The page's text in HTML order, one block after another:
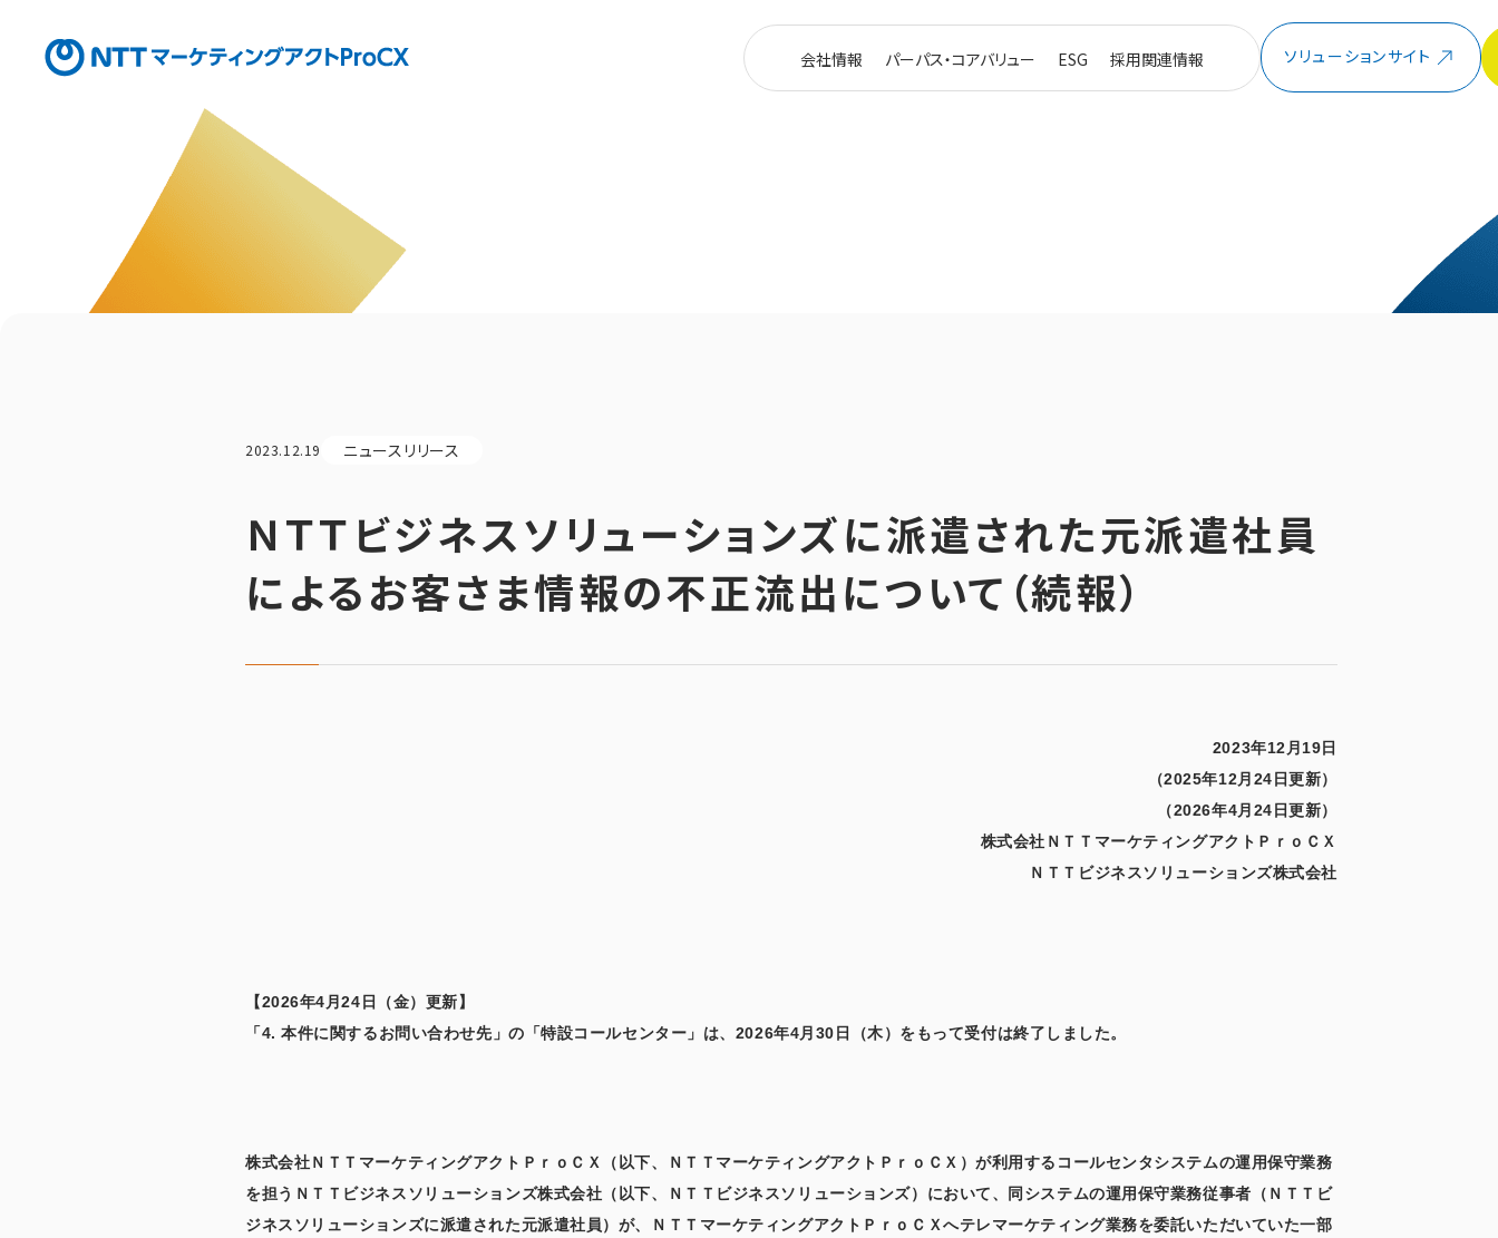
会社情報 パーパス・コアバリュー ESG 採用関連情報 ソリューションサイト
2023.12.19 ニュースリリース
ＮＴＴビジネスソリューションズに派遣された元派遣社員
によるお客さま情報の不正流出について（続報）
2023年12月19日
（2025年12月24日更新）
（2026年4月24日更新）
株式会社ＮＴＴマーケティングアクトＰｒｏＣＸ
ＮＴＴビジネスソリューションズ株式会社
【2026年4月24日（金）更新】
「4. 本件に関するお問い合わせ先」の「特設コールセンター」は、2026年4月30日（木）をもって受付は終了しました。
株式会社ＮＴＴマーケティングアクトＰｒｏＣＸ（以下、ＮＴＴマーケティングアクトＰｒｏＣＸ）が利用するコールセンタシステムの運用保守業務
を担うＮＴＴビジネスソリューションズ株式会社（以下、ＮＴＴビジネスソリューションズ）において、同システムの運用保守業務従事者（ＮＴＴビ
ジネスソリューションズに派遣された元派遣社員）が、ＮＴＴマーケティングアクトＰｒｏＣＸへテレマーケティング業務を委託いただいていた一部